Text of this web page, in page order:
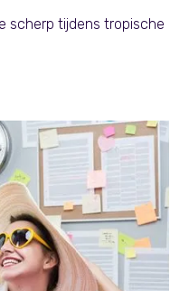
scherp tijdens tropische